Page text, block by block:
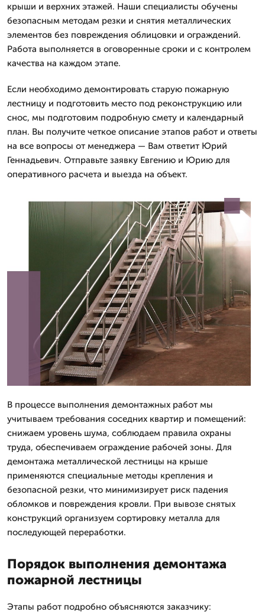
крыши и верхних этажей. Наши специалисты обучены
безопасным методам резки и снятия металлических
элементов без повреждения облицовки и ограждений.
Работа выполняется в оговоренные сроки и с контролем
качества на каждом этапе.
Если необходимо демонтировать старую пожарную
лестницу и подготовить место под реконструкцию или
снос, мы подготовим подробную смету и календарный
план. Вы получите четкое описание этапов работ и ответы
на все вопросы от менеджера — Вам ответит Юрий
Геннадьевич. Отправьте заявку Евгению и Юрию для
оперативного расчета и выезда на объект.
В процессе выполнения демонтажных работ мы
учитываем требования соседних квартир и помещений:
снижаем уровень шума, соблюдаем правила охраны
труда, обеспечиваем ограждение рабочей зоны. Для
демонтажа металлической лестницы на крыше
применяются специальные методы крепления и
безопасной резки, что минимизирует риск падения
обломков и повреждения кровли. При вывозе снятых
конструкций организуем сортировку металла для
последующей переработки.
Порядок выполнения демонтажа
пожарной лестницы
Этапы работ подробно объясняются заказчику: